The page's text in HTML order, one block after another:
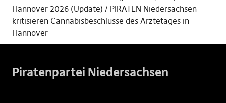
Hannover 2026 (Update)
PIRATEN Niedersachsen
kritisieren Cannabisbeschlüsse des Ärztetages in
Hannover
Piratenpartei Niedersachsen